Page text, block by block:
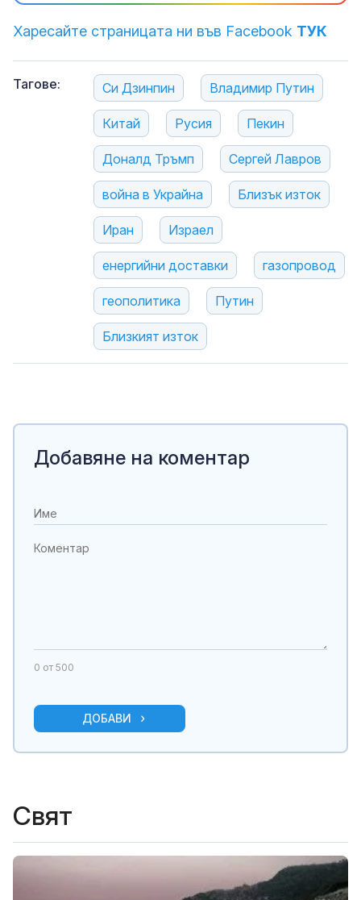
Харесайте страницата ни във Facebook ТУК
Тагове: Си Дзинпин Владимир Путин
Китай Русия Пекин
Доналд Тръмп Сергей Лавров
война в Украйна Близък изток
Иран Израел
енергийни доставки газопровод
геополитика Путин
Близкият изток
Добавяне на коментар
0 от 500
ДОБАВИ
Свят